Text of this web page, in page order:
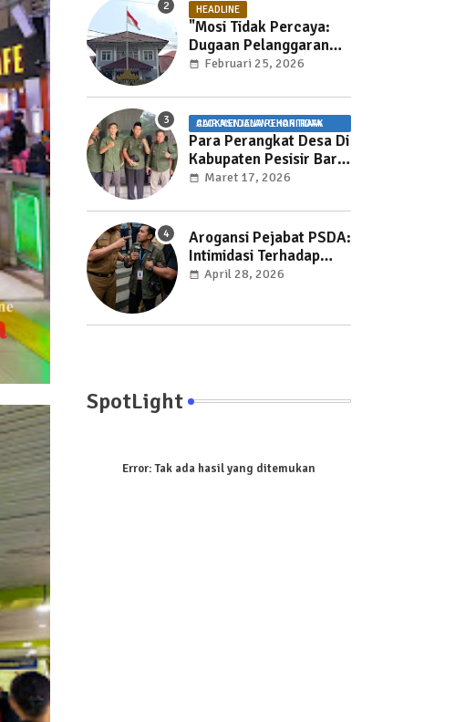
HEADLINE
"Mosi Tidak Percaya:
Dugaan Pelanggaran
UU Pemasyarakatan
Layanan Publik di Rutan
Way Huwi."
Februari 25, 2026
ALOKASI DANA PEKON TIDAK CAIR MENJELANG HARI RAYA
Para Perangkat Desa Di
Kabupaten Pesisir Barat
Kecewa Karena ADP
Maret 17, 2026
Arogansi Pejabat PSDA:
Intimidasi Terhadap
Jurnalis Mengancam
April 28, 2026
SpotLight
Error:Tak ada hasil yang ditemukan